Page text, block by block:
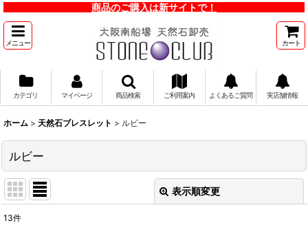
商品のご購入は新サイトで！
メニュー カート
カテゴリ マイページ 商品検索 ご利用案内 よくあるご質問 実店舗情報
ホーム > 天然石ブレスレット > ルビー
ルビー
表示順変更
13件